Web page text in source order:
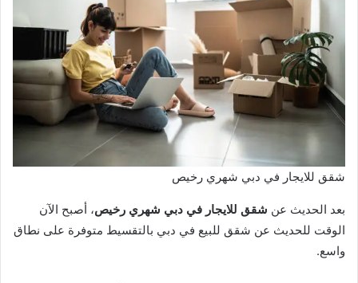
شقق للايجار في دبي شهري رخيص
بعد الحديث عن شقق للايجار في دبي شهري رخيص، أصبح الآن
الوقت للحديث عن شقق للبيع في دبي بالتقسيط متوفرة على نطاق
واسع.